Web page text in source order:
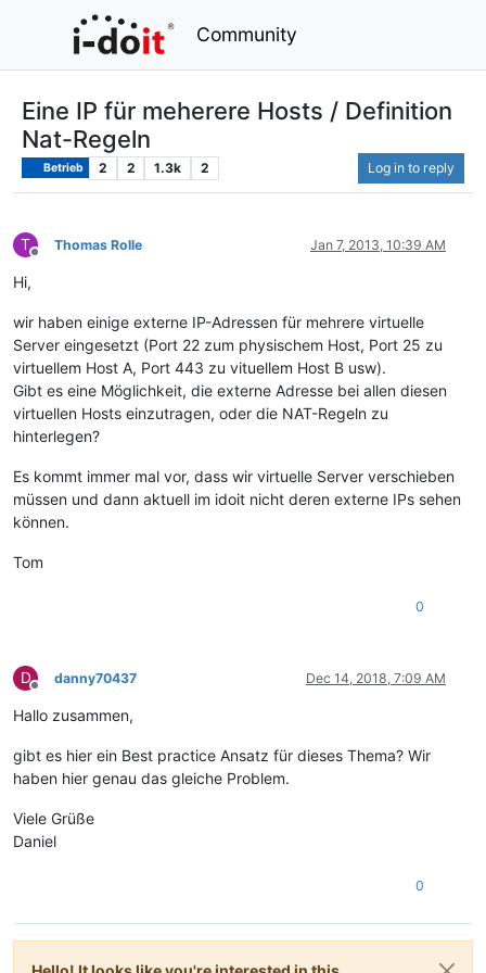
Community
Eine IP für meherere Hosts / Definition
Nat-Regeln
Betrieb 2 2 1.3k 2 Log in to reply
T
Offline
Thomas Rolle Jan 7, 2013, 10:39 AM
Hi,
wir haben einige externe IP-Adressen für mehrere virtuelle
Server eingesetzt (Port 22 zum physischem Host, Port 25 zu
virtuellem Host A, Port 443 zu vituellem Host B usw).
Gibt es eine Möglichkeit, die externe Adresse bei allen diesen
virtuellen Hosts einzutragen, oder die NAT-Regeln zu
hinterlegen?
Es kommt immer mal vor, dass wir virtuelle Server verschieben
müssen und dann aktuell im idoit nicht deren externe IPs sehen
können.
Tom
0
D
Offline
danny70437 Dec 14, 2018, 7:09 AM
Hallo zusammen,
gibt es hier ein Best practice Ansatz für dieses Thema? Wir
haben hier genau das gleiche Problem.
Viele Grüße
Daniel
0